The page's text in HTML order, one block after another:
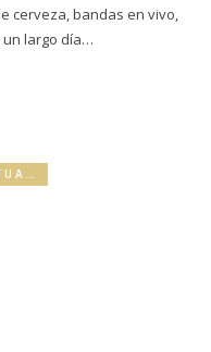
cerveza, bandas en vivo,
un largo día…